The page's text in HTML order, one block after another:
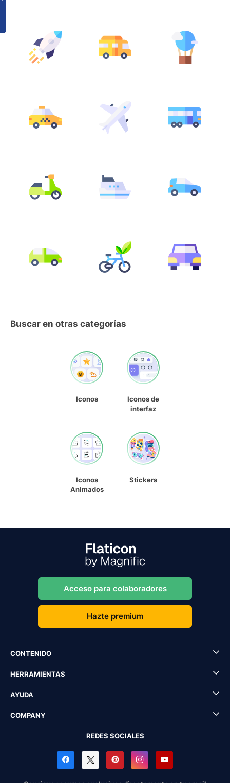
Buscar en otras categorías
Iconos
Iconos de
interfaz
Iconos
Animados
Stickers
Acceso para colaboradores
Hazte premium
CONTENIDO
HERRAMIENTAS
AYUDA
COMPANY
REDES SOCIALES